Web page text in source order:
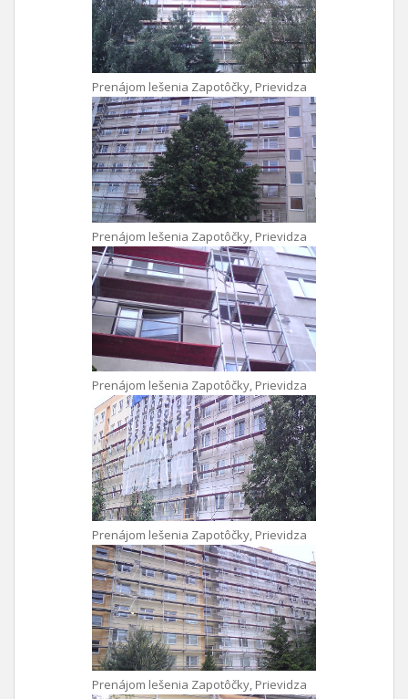
Prenájom lešenia Zapotôčky, Prievidza
Prenájom lešenia Zapotôčky, Prievidza
Prenájom lešenia Zapotôčky, Prievidza
Prenájom lešenia Zapotôčky, Prievidza
Prenájom lešenia Zapotôčky, Prievidza